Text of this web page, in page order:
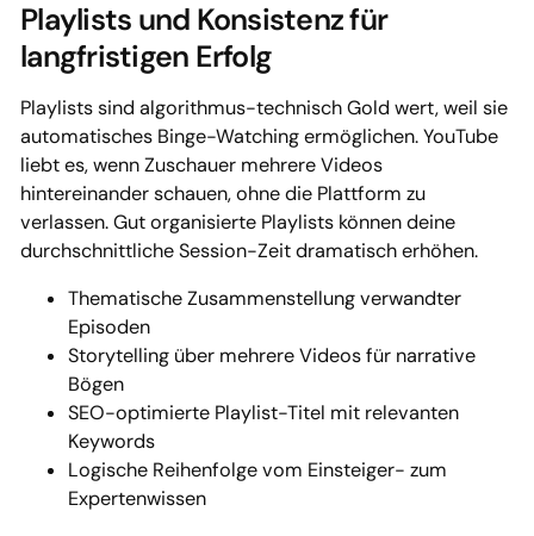
Playlists und Konsistenz für
langfristigen Erfolg
Playlists sind algorithmus-technisch Gold wert, weil sie
automatisches Binge-Watching ermöglichen. YouTube
liebt es, wenn Zuschauer mehrere Videos
hintereinander schauen, ohne die Plattform zu
verlassen. Gut organisierte Playlists können deine
durchschnittliche Session-Zeit dramatisch erhöhen.
Thematische Zusammenstellung verwandter
Episoden
Storytelling über mehrere Videos für narrative
Bögen
SEO-optimierte Playlist-Titel mit relevanten
Keywords
Logische Reihenfolge vom Einsteiger- zum
Expertenwissen